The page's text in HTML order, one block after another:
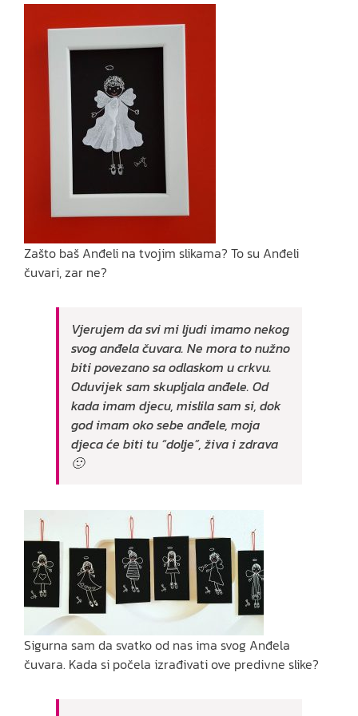
Zašto baš Anđeli na tvojim slikama? To su Anđeli
čuvari, zar ne?
Vjerujem da svi mi ljudi imamo nekog
svog anđela čuvara. Ne mora to nužno
biti povezano sa odlaskom u crkvu.
Oduvijek sam skupljala anđele. Od
kada imam djecu, mislila sam si, dok
god imam oko sebe anđele, moja
djeca će biti tu “dolje”, živa i zdrava
🙂
Sigurna sam da svatko od nas ima svog Anđela
čuvara. Kada si počela izrađivati ove predivne slike?